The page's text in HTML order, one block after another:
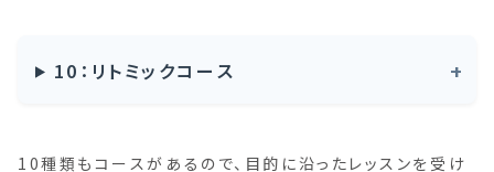
10：リトミックコース
10種類もコースがあるので、目的に沿ったレッスンを受け